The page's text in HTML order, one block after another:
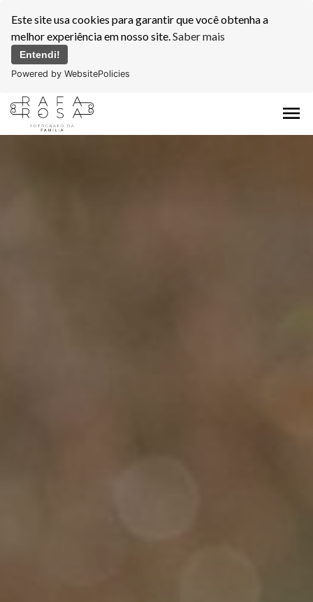
Este site usa cookies para garantir que você obtenha a
melhor experiência em nosso site.Saber mais
Entendi!
Powered by WebsitePolicies
menu